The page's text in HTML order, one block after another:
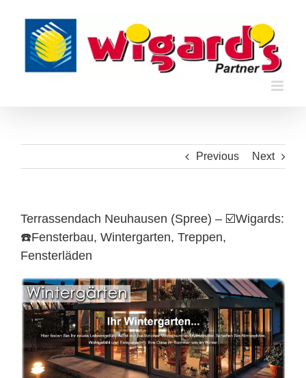
content
Previous Next
Terrassendach Neuhausen (Spree) – ☑️Wigards:
☎️Fensterbau, Wintergarten, Treppen,
Fensterläden